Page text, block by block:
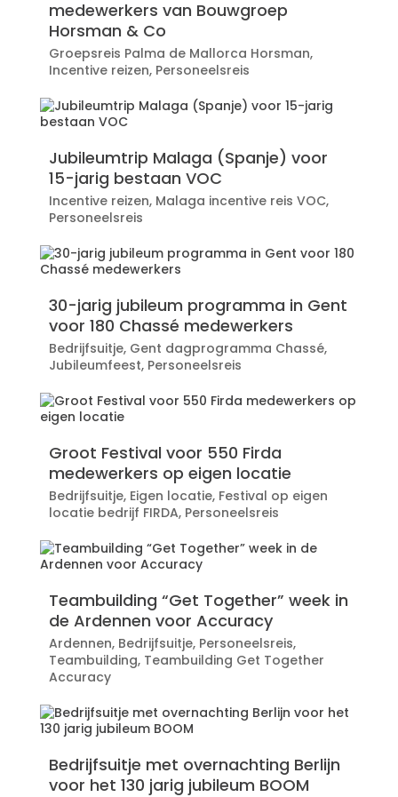
medewerkers van Bouwgroep
Horsman & Co
Groepsreis Palma de Mallorca Horsman,
Incentive reizen, Personeelsreis
Jubileumtrip Malaga (Spanje) voor
15-jarig bestaan VOC
Incentive reizen, Malaga incentive reis VOC,
Personeelsreis
30-jarig jubileum programma in Gent
voor 180 Chassé medewerkers
Bedrijfsuitje, Gent dagprogramma Chassé,
Jubileumfeest, Personeelsreis
Groot Festival voor 550 Firda
medewerkers op eigen locatie
Bedrijfsuitje, Eigen locatie, Festival op eigen
locatie bedrijf FIRDA, Personeelsreis
Teambuilding “Get Together” week in
de Ardennen voor Accuracy
Ardennen, Bedrijfsuitje, Personeelsreis,
Teambuilding, Teambuilding Get Together
Accuracy
Bedrijfsuitje met overnachting Berlijn
voor het 130 jarig jubileum BOOM